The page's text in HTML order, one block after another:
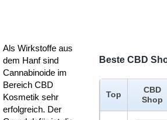
Als Wirkstoffe aus
dem Hanf sind
Cannabinoide im
Bereich CBD
Kosmetik sehr
erfolgreich. Der
Beste CBD
Top
CBD
Shop